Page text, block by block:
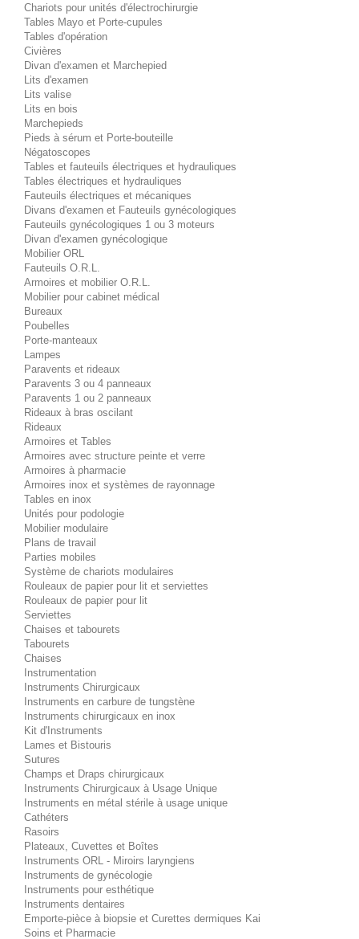
Chariots pour unités d'électrochirurgie
Tables Mayo et Porte-cupules
Tables d'opération
Civières
Divan d'examen et Marchepied
Lits d'examen
Lits valise
Lits en bois
Marchepieds
Pieds à sérum et Porte-bouteille
Négatoscopes
Tables et fauteuils électriques et hydrauliques
Tables électriques et hydrauliques
Fauteuils électriques et mécaniques
Divans d'examen et Fauteuils gynécologiques
Fauteuils gynécologiques 1 ou 3 moteurs
Divan d'examen gynécologique
Mobilier ORL
Fauteuils O.R.L.
Armoires et mobilier O.R.L.
Mobilier pour cabinet médical
Bureaux
Poubelles
Porte-manteaux
Lampes
Paravents et rideaux
Paravents 3 ou 4 panneaux
Paravents 1 ou 2 panneaux
Rideaux à bras oscilant
Rideaux
Armoires et Tables
Armoires avec structure peinte et verre
Armoires à pharmacie
Armoires inox et systèmes de rayonnage
Tables en inox
Unités pour podologie
Mobilier modulaire
Plans de travail
Parties mobiles
Système de chariots modulaires
Rouleaux de papier pour lit et serviettes
Rouleaux de papier pour lit
Serviettes
Chaises et tabourets
Tabourets
Chaises
Instrumentation
Instruments Chirurgicaux
Instruments en carbure de tungstène
Instruments chirurgicaux en inox
Kit d'Instruments
Lames et Bistouris
Sutures
Champs et Draps chirurgicaux
Instruments Chirurgicaux à Usage Unique
Instruments en métal stérile à usage unique
Cathéters
Rasoirs
Plateaux, Cuvettes et Boîtes
Instruments ORL - Miroirs laryngiens
Instruments de gynécologie
Instruments pour esthétique
Instruments dentaires
Emporte-pièce à biopsie et Curettes dermiques Kai
Soins et Pharmacie